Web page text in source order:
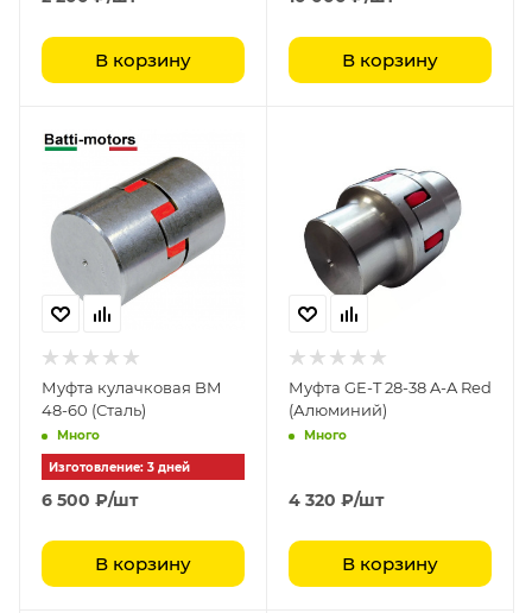
В корзину В корзину
Муфта кулачковая BM
48-60 (Сталь)
Много
Изготовление: 3 дней
6 500 ₽/шт
В корзину
Муфта GE-T 28-38 A-A Red
(Алюминий)
Много
4 320 ₽/шт
В корзину